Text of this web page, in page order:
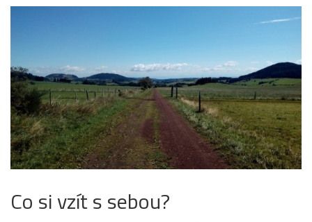
Co si vzít s sebou?